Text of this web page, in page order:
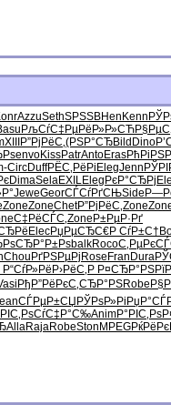
AzzuSethSPSSBHen Kenn
РљСѓС‡РµРёР»Р»СЋ
XIII Р”РјРёС‚(РЅР°СЂBild Dino
envoKissPatrAntoEras
CircDuffРЁС‚РёРі ElegJenn
DimaSelaEXILEleg РєР°СЂРј
JeweGeorСЃСѓРґСЊSide
ZoneZoneChetР”РјРёС‚Zone
С‡РёСЃС‚Zone Р±РµР·Рґ
ElecРџРµСЂС€Р СѓР±С†
СЂР°Р±РѕbalkRocoС‚РµРєСЃ
Chou РґРЅРµРј Rose Fran Dura
Р“СѓР»Рё Р›РёС‚Р Р¤СЂР°РЅ
РђР”РёРєС‚СЂР°РЅRobe
СЃРµР±СЏ РЎРѕР»Рі
СѓС‡Р°С‰AnimР°РІС‚Рѕ
AllaRajaRobeSton MPEG